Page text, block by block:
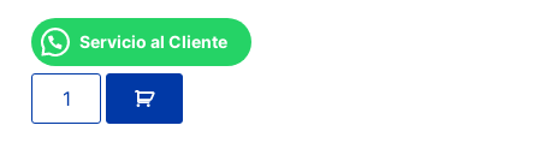
Servicio al Cliente